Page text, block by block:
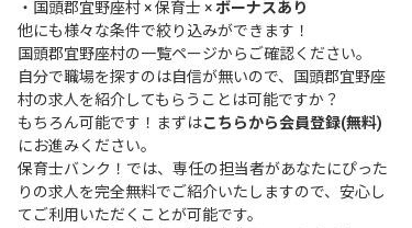
・ 国頭郡宜野座村 × 保育士 ×ボーナスあり
他にも様々な条件で絞り込みができます！
国頭郡宜野座村の一覧ページからご確認ください。
自分で職場を探すのは自信が無いので、国頭郡宜野座
村の求人を紹介してもらうことは可能ですか？
もちろん可能です！まずはこちらから会員登録(無料)
にお進みください。
保育士バンク！では、専任の担当者があなたにぴった
りの求人を完全無料でご紹介いたしますので、安心し
てご利用いただくことが可能です。